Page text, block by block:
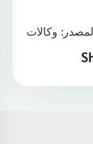
وكالات